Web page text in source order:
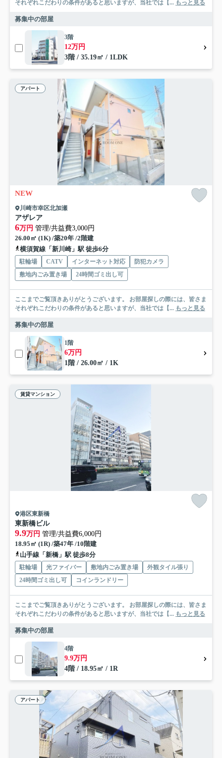
それぞれこだわりの条件があると思いますが、当社では【... もっと見る
募集中の部屋
3階
12万円
3階 / 35.19㎡ / 1LDK
アパート
NEW
川崎市幸区北加瀬
アザレア
6万円 管理/共益費3,000円
26.00㎡ (1K) /築20年 /2階建
横須賀線「新川崎」駅 徒歩6分
駐輪場 CATV インターネット対応
防犯カメラ
敷地内ごみ置き場
24時間ゴミ出し可
ここまでご覧頂きありがとうございます。 お部屋探しの際には、皆さま
それぞれこだわりの条件があると思いますが、当社では【... もっと見る
募集中の部屋
1階
6万円
1階 / 26.00㎡ / 1K
賃貸マンション
港区東新橋
東新橋ビル
9.9万円 管理/共益費6,000円
18.95㎡ (1R) /築47年 /10階建
山手線「新橋」駅 徒歩8分
駐輪場 光ファイバー 敷地内ごみ置き場
外観タイル張り
24時間ゴミ出し可
コインランドリー
ここまでご覧頂きありがとうございます。 お部屋探しの際には、皆さま
それぞれこだわりの条件があると思いますが、当社では【... もっと見る
募集中の部屋
4階
9.9万円
4階 / 18.95㎡ / 1R
アパート